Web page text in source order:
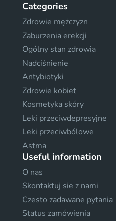
Categories
Zdrowie mężczyzn
Zaburzenia erekcji
Ogólny stan zdrowia
Nadciśnienie
Antybiotyki
Zdrowie kobiet
Kosmetyka skóry
Leki przeciwdepresyjne
Leki przeciwbólowe
Astma
Useful information
O nas
Skontaktuj sie z nami
Czesto zadawane pytania
Status zamówienia